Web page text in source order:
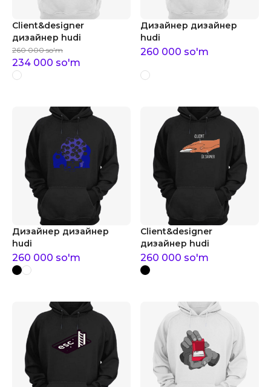
Client&designer
дизайнер hudi
260 000 so'm
234 000 so'm
Дизайнер дизайнер
hudi
260 000 so'm
Дизайнер дизайнер
hudi
260 000 so'm
Client&designer
дизайнер hudi
260 000 so'm